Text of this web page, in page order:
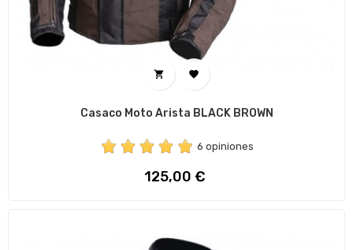
 
Casaco Moto Arista BLACK BROWN
6 opiniones
Preço
125,00 €